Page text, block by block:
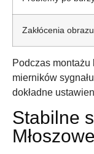
Zakłócenia obrazu
Podczas
mierników
dokładne
Stabilne